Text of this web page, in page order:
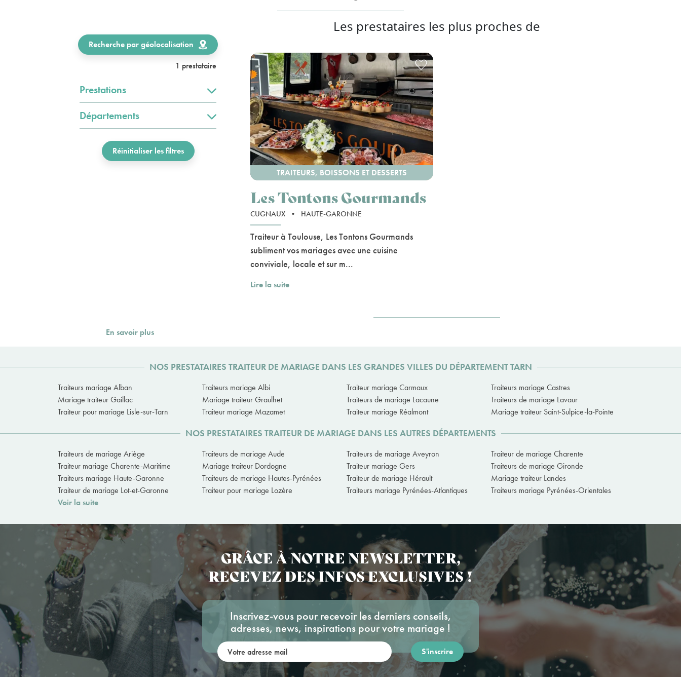
Recherche par géolocalisation
1 prestataire
Prestations
Départements
Réinitialiser les filtres
Les prestataires les plus proches de
TRAITEURS, BOISSONS ET DESSERTS
Les Tontons Gourmands
CUGNAUX • HAUTE-GARONNE
Traiteur à Toulouse, Les Tontons Gourmands
subliment vos mariages avec une cuisine
conviviale, locale et sur m...
Lire la suite
En savoir plus
NOS PRESTATAIRES TRAITEUR DE MARIAGE DANS LES GRANDES VILLES DU DÉPARTEMENT TARN
Traiteurs mariage Alban Traiteurs mariage Albi Traiteur mariage Carmaux
Traiteurs mariage Castres
Mariage traiteur Gaillac
Mariage traiteur Graulhet Traiteurs de mariage Lacaune
Traiteurs de mariage Lavaur
Traiteur pour mariage Lisle-sur-Tarn
Traiteur mariage Mazamet Traiteur mariage Réalmont Mariage traiteur Saint-Sulpice-la-Pointe
NOS PRESTATAIRES TRAITEUR DE MARIAGE DANS LES AUTRES DÉPARTEMENTS
Traiteurs de mariage Ariège Traiteurs de mariage Aude Traiteurs de mariage Aveyron
Traiteur de mariage Charente
Traiteur mariage Charente-Maritime
Mariage traiteur Dordogne Traiteur mariage Gers
Traiteurs de mariage Gironde
Traiteurs mariage Haute-Garonne
Traiteurs de mariage Hautes-Pyrénées Traiteur de mariage Hérault
Mariage traiteur Landes
Traiteur de mariage Lot-et-Garonne
Traiteur pour mariage Lozère Traiteurs mariage Pyrénées-Atlantiques
Traiteurs mariage Pyrénées-Orientales
Voir la suite
GRÂCE À NOTRE NEWSLETTER,
RECEVEZ DES INFOS EXCLUSIVES !
Inscrivez-vous pour recevoir les derniers conseils,
adresses, news, inspirations pour votre mariage !
Votre adresse mail: